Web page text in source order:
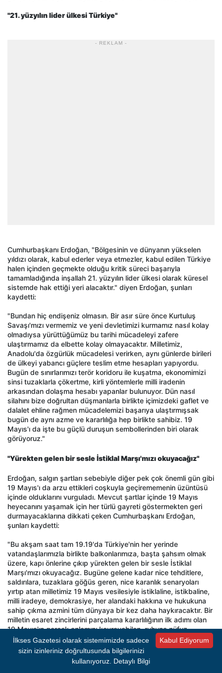
"21. yüzyılın lider ülkesi Türkiye"
- REKLAM -
Cumhurbaşkanı Erdoğan, "Bölgesinin ve dünyanın yükselen
yıldızı olarak, kabul ederler veya etmezler, kabul edilen Türkiye
halen içinden geçmekte olduğu kritik süreci başarıyla
tamamladığında inşallah 21. yüzyılın lider ülkesi olarak küresel
sistemde hak ettiği yeri alacaktır." diyen Erdoğan, şunları
kaydetti:
"Bundan hiç endişeniz olmasın. Bir asır süre önce Kurtuluş
Savaşı'mızı vermemiz ve yeni devletimizi kurmamız nasıl kolay
olmadıysa yürüttüğümüz bu tarihi mücadeleyi zafere
ulaştırmamız da elbette kolay olmayacaktır. Milletimiz,
Anadolu'da özgürlük mücadelesi verirken, aynı günlerde birileri
de ülkeyi yabancı güçlere teslim etme hesapları yapıyordu.
Bugün de sınırlarımızı terör koridoru ile kuşatma, ekonomimizi
sinsi tuzaklarla çökertme, kirli yöntemlerle milli iradenin
arkasından dolaşma hesabı yapanlar bulunuyor. Dün nasıl
silahını bize doğrultan düşmanlarla birlikte içimizdeki gaflet ve
dalalet ehline rağmen mücadelemizi başarıya ulaştırmışsak
bugün de aynı azme ve kararlılığa hep birlikte sahibiz. 19
Mayıs'ı da işte bu güçlü duruşun sembollerinden biri olarak
görüyoruz."
"Yürekten gelen bir sesle İstiklal Marşı'mızı okuyacağız"
Erdoğan, salgın şartları sebebiyle diğer pek çok önemli gün gibi
19 Mayıs'ı da arzu ettikleri coşkuyla geçirememenin üzüntüsü
içinde olduklarını vurguladı. Mevcut şartlar içinde 19 Mayıs
heyecanını yaşamak için her türlü gayreti göstermekten geri
durmayacaklarına dikkati çeken Cumhurbaşkanı Erdoğan,
şunları kaydetti:
"Bu akşam saat tam 19.19'da Türkiye'nin her yerinde
vatandaşlarımızla birlikte balkonlarımıza, başta şahsım olmak
üzere, kapı önlerine çıkıp yürekten gelen bir sesle İstiklal
Marşı'mızı okuyacağız. Bugüne gelene kadar nice tehditlere,
saldırılara, tuzaklara göğüs geren, nice karanlık senaryoları
yırtıp atan milletimiz 19 Mayıs vesilesiyle istiklaline, istikbaline,
milli iradeye, demokrasiye, her alandaki hakkına ve hukukuna
sahip çıkma azmini tüm dünyaya bir kez daha haykıracaktır. Bir
milletin esaret zincirlerini parçalama kararlılığının ilk adımı olan
19 Mayıs'ın gerçek anlamını kavrayabilen, ruhuna nüfuz
edebilen, mesajını çözebilen herkesin 2023 hedeflerimize,
emanetimiz olan 2053 vizyonumuza dört elle sahip çıktığını
inanıyorum. Sevgili Ceylan'ın da ifade ettiği gibi 2053-2071
inşallah onların kucakladığı bir zafer olacak."
Kabul Ediyorum
İlkses Gazetesi olarak sistemimizde sadece
sizin izinleriniz doğrultusunda bilgilerinizi
kullanıyoruz. Detaylı Bilgi